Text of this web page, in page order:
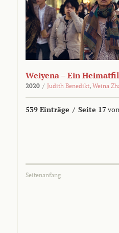
Weiyena – Ein
2020 / Judith Benedikt, Weina
539 Einträge / Seite 17
Seitenanfang